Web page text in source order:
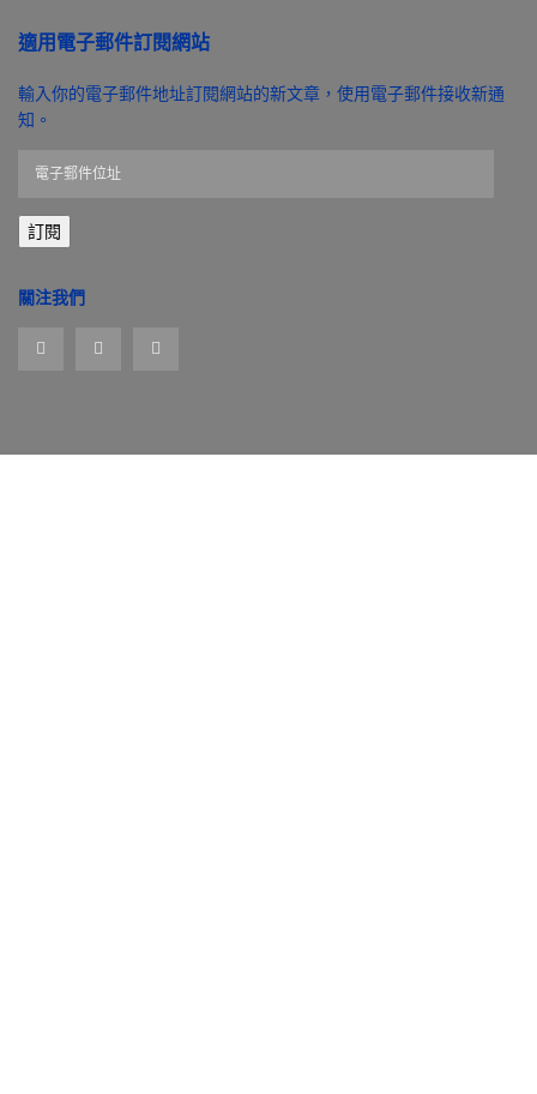
適用電子郵件訂閱網站
輸入你的電子郵件地址訂閱網站的新文章，使用電子郵件接收新通
知。
郵
件
址
訂閱
關注我們